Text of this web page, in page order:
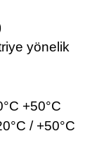
yönelik
+50°C
/ +50°C